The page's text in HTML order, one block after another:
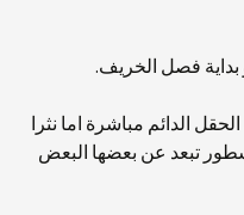
بداية فصل الخريف.
الدائم مباشرة اما نثرا
3×3م، او في سطور تبعد عن بعضها البعض